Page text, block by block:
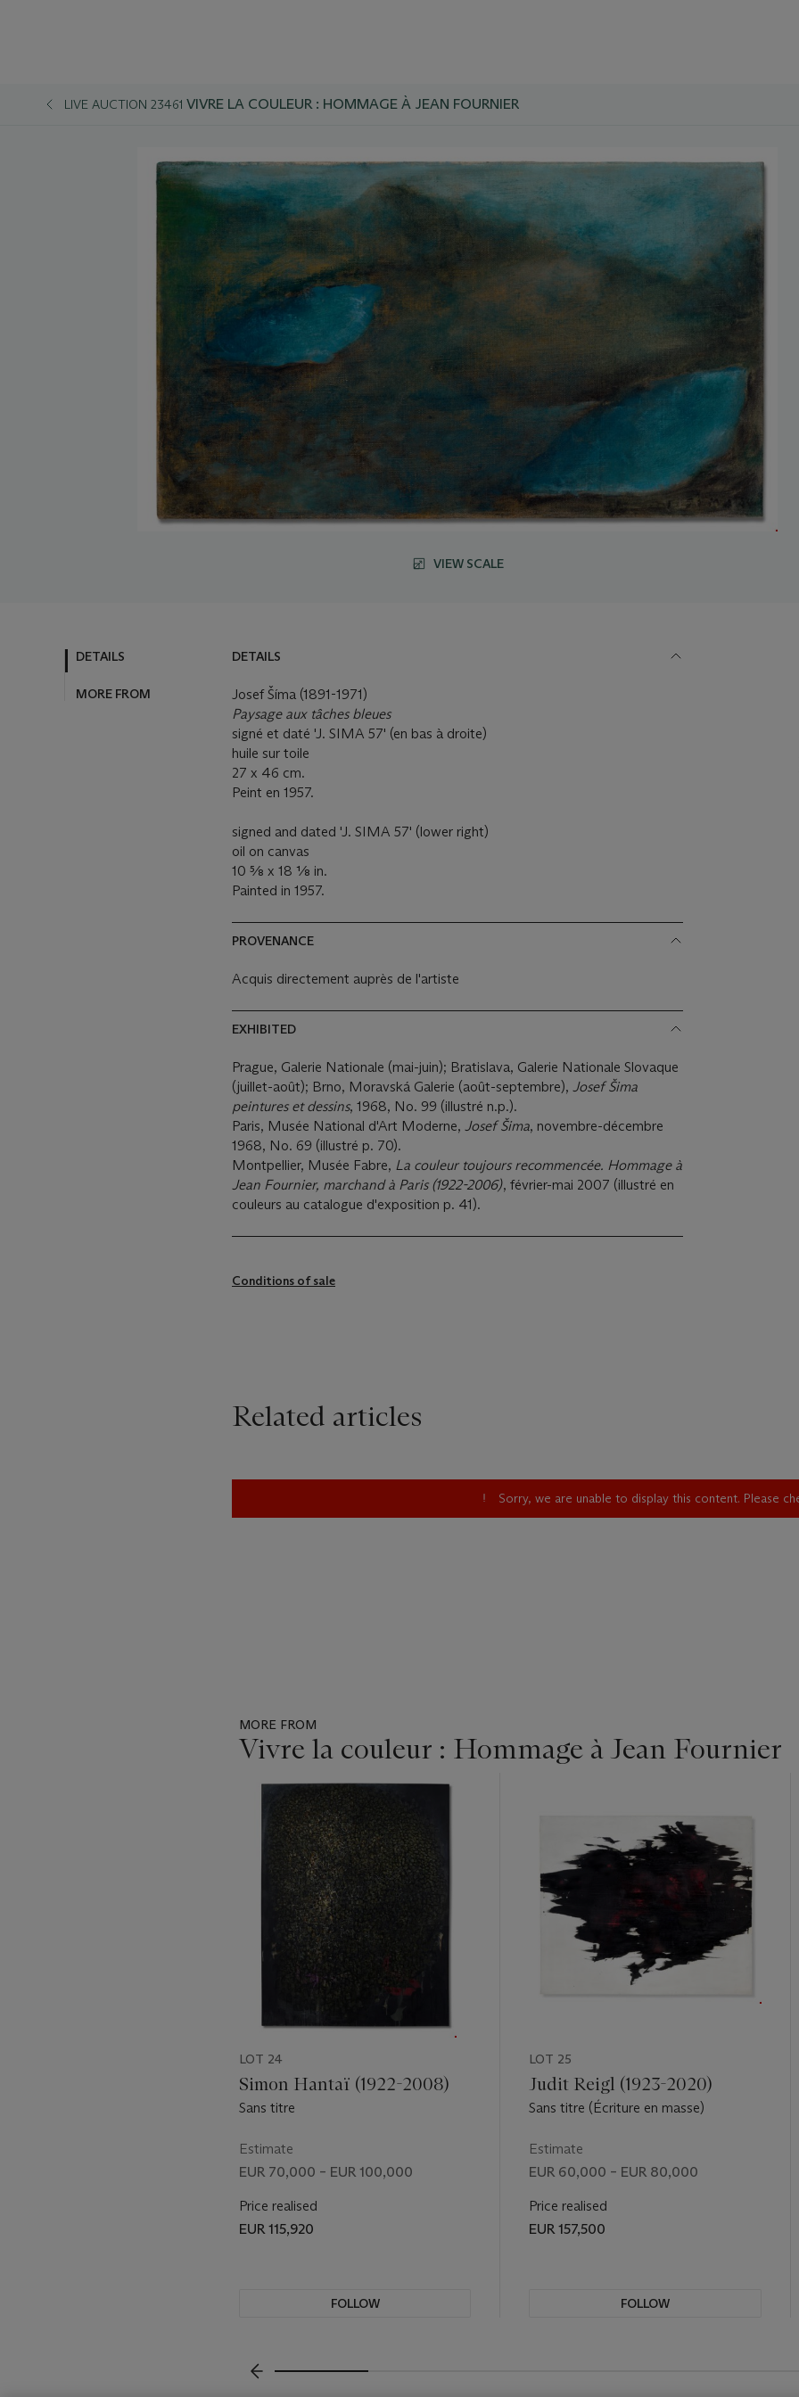
LIVE AUCTION 23461 VIVRE LA COULEUR : HOMMAGE À JEAN FOURNIER
VIEW SCALE
DETAILS
MORE FROM
DETAILS
Josef Šíma (1891-1971)
Paysage aux tâches bleues
signé et daté 'J. SIMA 57' (en bas à droite)
huile sur toile
27 x 46 cm.
Peint en 1957.
signed and dated 'J. SIMA 57' (lower right)
oil on canvas
10 5⁄8 x 18 1⁄8 in.
Painted in 1957.
PROVENANCE
Acquis directement auprès de l'artiste
EXHIBITED
Prague, Galerie Nationale (mai-juin); Bratislava, Galerie Nationale Slovaque
(juillet-août); Brno, Moravská Galerie (août-septembre), Josef Šima
peintures et dessins, 1968, No. 99 (illustré n.p.).
Paris, Musée National d'Art Moderne, Josef Šima, novembre-décembre
1968, No. 69 (illustré p. 70).
Montpellier, Musée Fabre, La couleur toujours recommencée. Hommage à
Jean Fournier, marchand à Paris (1922-2006), février-mai 2007 (illustré en
couleurs au catalogue d'exposition p. 41).
Conditions of sale
Related articles
Sorry, we are unable to display this content. Please
MORE FROM
Vivre la couleur : Hommage à Jean Fournier
Item
LOT 24
Simon Hantaï (1922-2008)
Sans titre
Estimate
EUR 70,000 – EUR 100,000
Price realised
EUR 115,920
FOLLOW
LOT 25
Judit Reigl (1923-2020)
Sans titre (Écriture en masse)
Estimate
EUR 60,000 – EUR 80,000
Price realised
EUR 157,500
FOLLOW